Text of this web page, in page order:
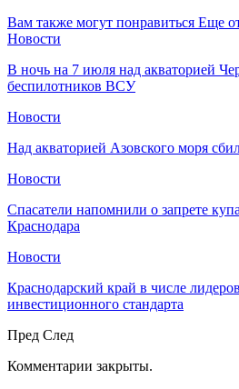
Вам также могут понравиться Еще
Новости
В ночь на 7 июля над акваторией
беспилотников ВСУ
Новости
Над акваторией Азовского моря
Новости
Спасатели напомнили о запрете
Краснодара
Новости
Краснодарский край в числе
инвестиционного стандарта
Пред След
Комментарии закрыты.